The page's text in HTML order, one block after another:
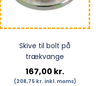
Skive til bolt på
trækvange
167,00 kr.
(208,75 kr.inkl. moms)